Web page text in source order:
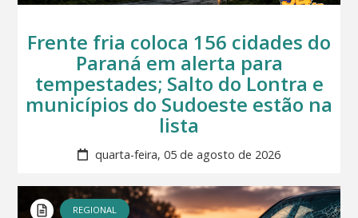
Frente fria coloca 156 cidades do
Paraná em alerta para
tempestades; Salto do Lontra e
municípios do Sudoeste estão na
lista
quarta-feira, 05 de agosto de 2026
REGIONAL